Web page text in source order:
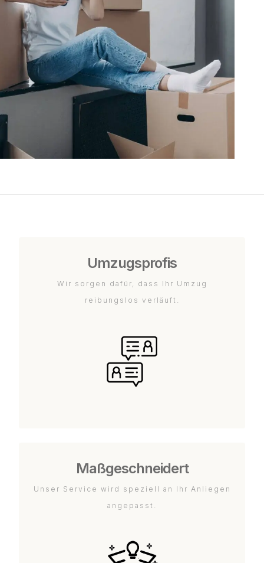
Umzugsprofis
Wir sorgen dafür, dass Ihr Umzug
reibungslos verläuft.
Maßgeschneidert
Unser Service wird speziell an Ihr Anliegen
angepasst.